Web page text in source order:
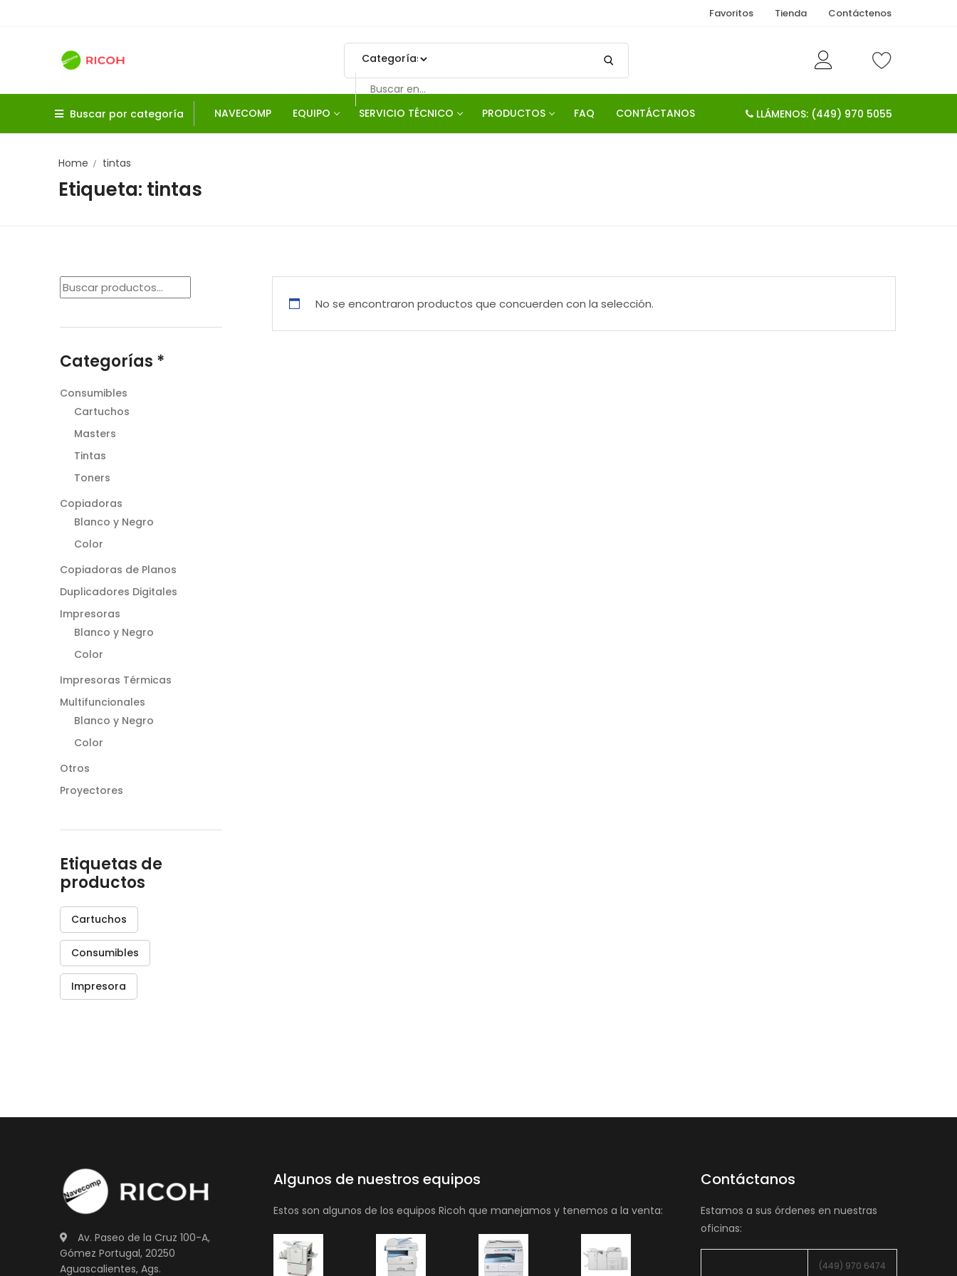
Favoritos Tienda Contáctenos
Search
for:
Buscar por categoría NAVECOMP EQUIPO SERVICIO TÉCNICO PRODUCTOS FAQ CONTÁCTANOS LLÁMENOS: (449) 970 5055
Home tintas
Etiqueta: tintas
Categorías *
Consumibles
Cartuchos
Masters
Tintas
Toners
Copiadoras
Blanco y Negro
Color
Copiadoras de Planos
Duplicadores Digitales
Impresoras
Blanco y Negro
Color
Impresoras Térmicas
Multifuncionales
Blanco y Negro
Color
Otros
Proyectores
Etiquetas de
productos
Cartuchos
Consumibles
Impresora
No se encontraron productos que concuerden con la selección.
Av. Paseo de la Cruz 100-A,
Gómez Portugal, 20250
Aguascalientes, Ags.
Algunos de nuestros equipos
Estos son algunos de los equipos Ricoh que manejamos y tenemos a la venta:
Contáctanos
Estamos a sus órdenes en nuestras
oficinas:
(449) 970 6474